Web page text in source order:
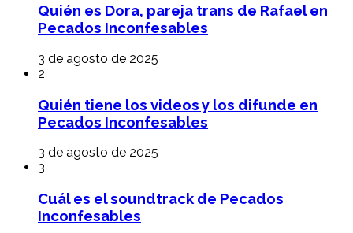
Quién es Dora, pareja trans de Rafael en
Pecados Inconfesables
3 de agosto de 2025
2
Quién tiene los videos y los difunde en
Pecados Inconfesables
3 de agosto de 2025
3
Cuál es el soundtrack de Pecados
Inconfesables